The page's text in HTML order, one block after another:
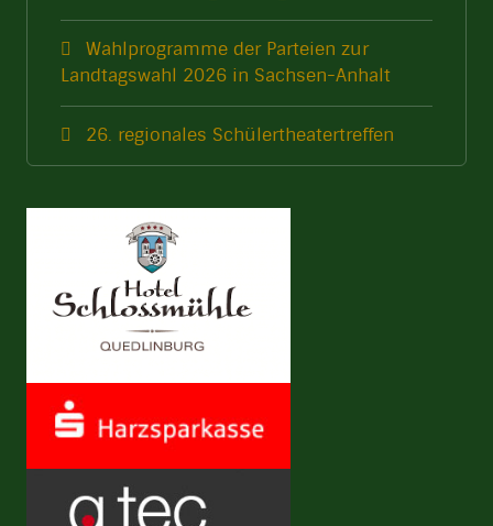
Wahlprogramme der Parteien zur
Landtagswahl 2026 in Sachsen-Anhalt
26. regionales Schülertheatertreffen